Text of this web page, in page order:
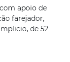
apoio de
farejador,
de 52